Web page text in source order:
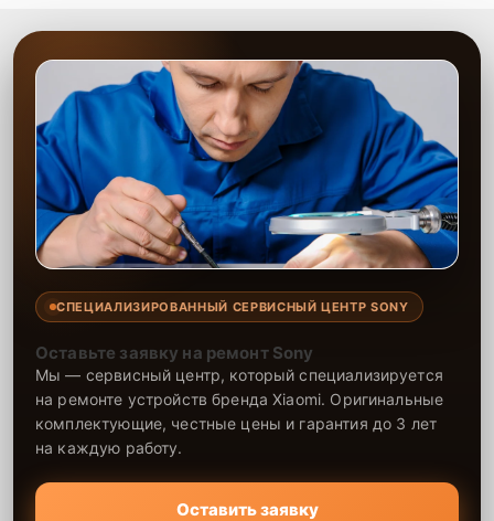
СПЕЦИАЛИЗИРОВАННЫЙ СЕРВИСНЫЙ ЦЕНТР SONY
Оставьте заявку на ремонт Sony
Мы — сервисный центр, который специализируется
на ремонте устройств бренда Xiaomi. Оригинальные
комплектующие, честные цены и гарантия до 3 лет
на каждую работу.
Оставить заявку